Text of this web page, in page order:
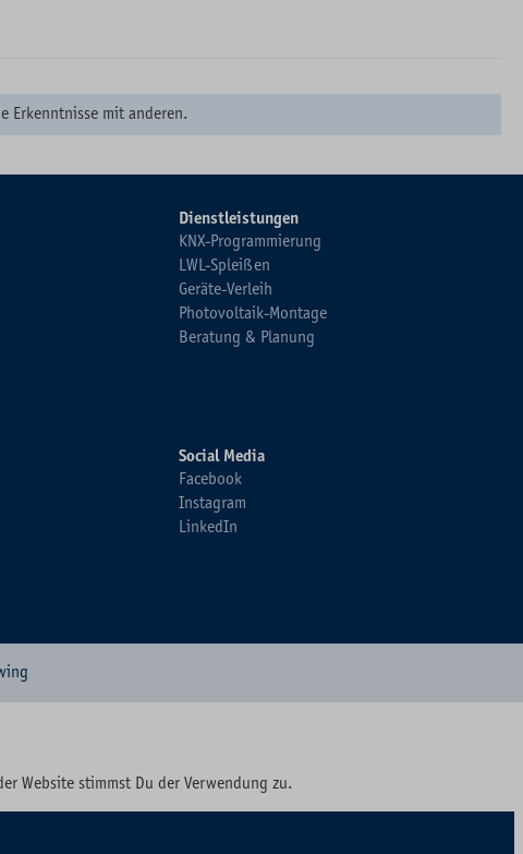
Erkenntnisse mit anderen.
Dienstleistungen
KNX-Programmierung
LWL-Spleißen
Geräte-Verleih
Photovoltaik-Montage
Beratung & Planung
Social Media
Facebook
Instagram
LinkedIn
Website stimmst Du der Verwendung zu.